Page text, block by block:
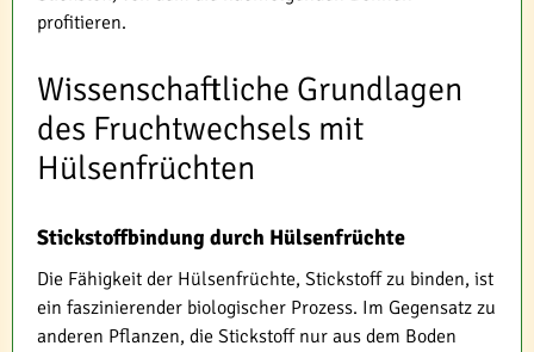
profitieren.
Wissenschaftliche Grundlagen
des Fruchtwechsels mit
Hülsenfrüchten
Stickstoffbindung durch Hülsenfrüchte
Die Fähigkeit der Hülsenfrüchte, Stickstoff zu binden, ist
ein faszinierender biologischer Prozess. Im Gegensatz zu
anderen Pflanzen, die Stickstoff nur aus dem Boden